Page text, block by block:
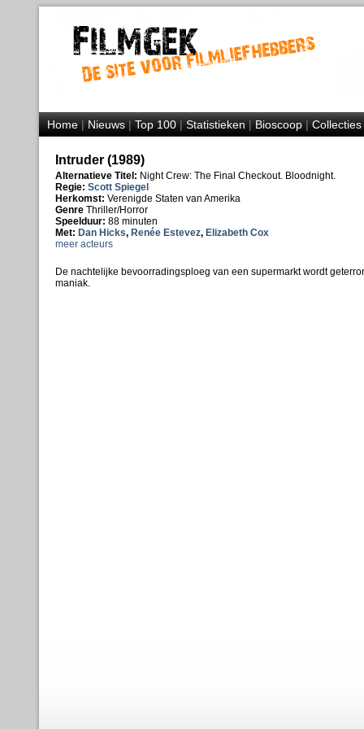
Home|Nieuws|Top 100|Statistieken|Bioscoop|Collecties
Intruder (1989)
Alternatieve Titel: Night Crew: The Final Checkout. Bloodnight.
Regie: Scott Spiegel
Herkomst: Verenigde Staten van Amerika
Genre Thriller/Horror
Speelduur: 88 minuten
Met: Dan Hicks, Renée Estevez, Elizabeth Cox
meer acteurs
De nachtelijke bevoorradingsploeg van een supermarkt wordt
maniak.